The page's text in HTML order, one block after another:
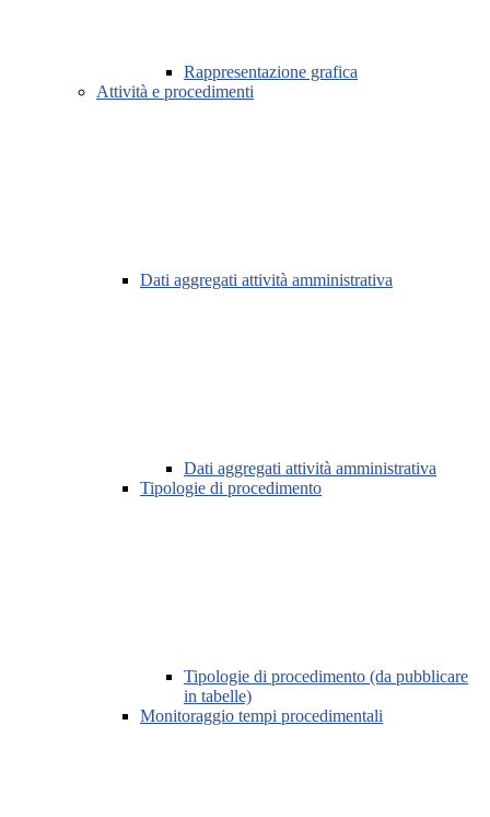
Rappresentazione grafica
Attività e procedimenti
Dati aggregati attività amministrativa
Dati aggregati attività amministrativa
Tipologie di procedimento
Tipologie di procedimento (da pubblicare
in tabelle)
Monitoraggio tempi procedimentali